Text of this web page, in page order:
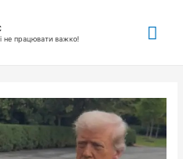
не працювати важко!